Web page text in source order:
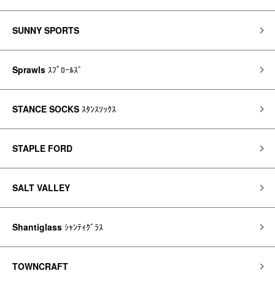
SUNNY SPORTS
Sprawls ｽﾌﾟﾛｰﾙｽﾞ
STANCE SOCKS ｽﾀﾝｽｿｯｸｽ
STAPLE FORD
SALT VALLEY
Shantiglass ｼｬﾝﾃｨｸﾞﾗｽ
TOWNCRAFT